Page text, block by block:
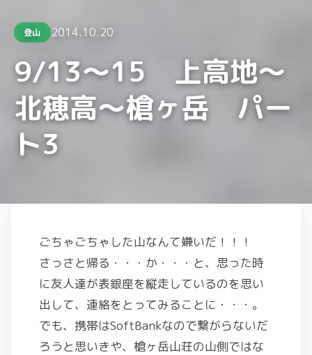
登山 2014.10.20
9/13～15 上高地～
北穂高～槍ヶ岳 パー
ト3
ごちゃごちゃした山なんて嫌いだ！！！
さっさと帰る・・・か・・・と、思った時
に友人達が表銀座を縦走しているのを思い
出して、連絡をとってみることに・・・。
でも、携帯はSoftBankなので繋がらないだ
ろうと思いきや、槍ヶ岳山荘の山側ではな